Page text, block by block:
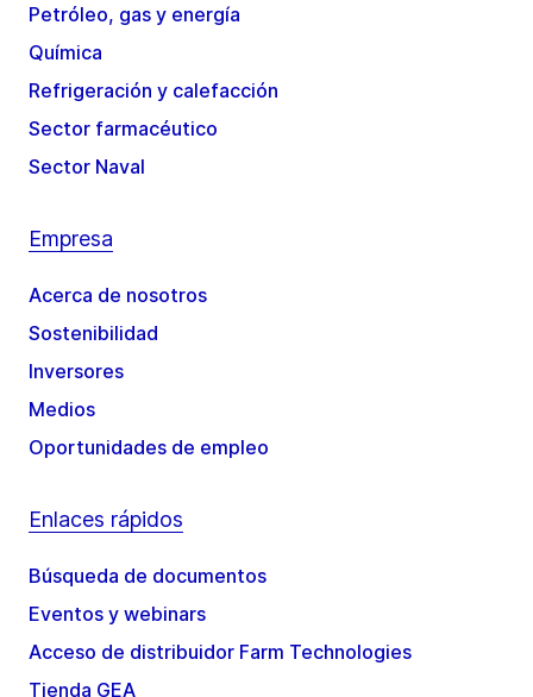
Petróleo, gas y energía
Química
Refrigeración y calefacción
Sector farmacéutico
Sector Naval
Empresa
Acerca de nosotros
Sostenibilidad
Inversores
Medios
Oportunidades de empleo
Enlaces rápidos
Búsqueda de documentos
Eventos y webinars
Acceso de distribuidor Farm Technologies
Tienda GEA